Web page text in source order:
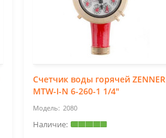
Счетчик воды горячей ZENNER
MTW-I-N 6-260-1 1/4"
2080